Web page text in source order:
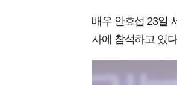
배우 안효섭 23일
사에 참석하고 있